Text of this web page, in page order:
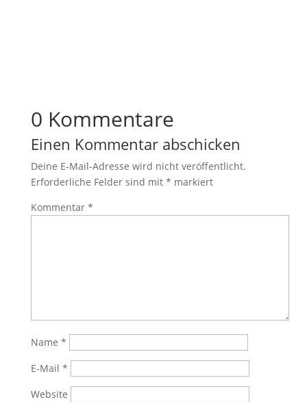
0 Kommentare
Einen Kommentar abschicken
Deine E-Mail-Adresse wird nicht veröffentlicht.
Erforderliche Felder sind mit * markiert
Kommentar *
Name *
E-Mail *
Website